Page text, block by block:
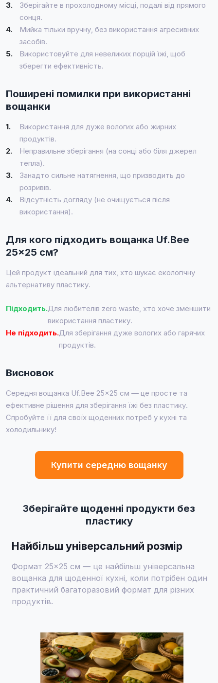
3.
Зберігайте в прохолодному місці, подалі від прямого
сонця.
4.
Мийка тільки вручну, без використання агресивних
засобів.
5.
Використовуйте для невеликих порцій їжі, щоб
зберегти ефективність.
Поширені помилки при використанні
вощанки
1.
Використання для дуже вологих або жирних
продуктів.
2.
Неправильне зберігання (на сонці або біля джерел
тепла).
3.
Занадто сильне натягнення, що призводить до
розривів.
4.
Відсутність догляду (не очищується після
використання).
Для кого підходить вощанка Uf.Bee
25×25 см?
Цей продукт ідеальний для тих, хто шукає екологічну
альтернативу пластику.
Підходить.Для любителів zero waste, хто хоче зменшити
використання пластику.
Не підходить.Для зберігання дуже вологих або гарячих
продуктів.
Висновок
Середня вощанка Uf.Bee 25×25 см — це просте та
ефективне рішення для зберігання їжі без пластику.
Спробуйте її для своїх щоденних потреб у кухні та
холодильнику!
Купити середню вощанку
Зберігайте щоденні продукти без
пластику
Найбільш універсальний розмір
Формат 25×25 см — це найбільш універсальна
вощанка для щоденної кухні, коли потрібен один
практичний багаторазовий формат для різних
продуктів.